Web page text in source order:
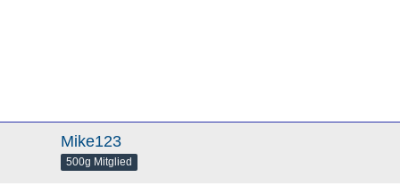
Mike123
500g Mitglied